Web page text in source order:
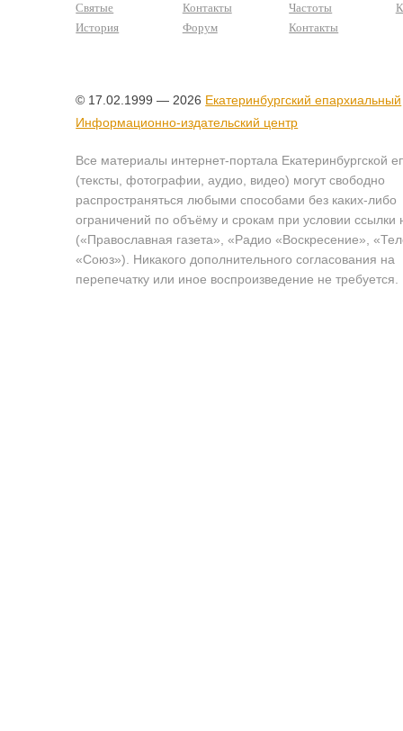
Святые
История
Контакты
Форум
Частоты
Контакты
© 17.02.1999 — 2026 Екатеринбургский епархиальный
Информационно-издательский центр
Все материалы интернет-портала Екатеринбургской
(тексты, фотографии, аудио, видео) могут свободно
распространяться любыми способами без каких-либо
ограничений по объёму и срокам при условии ссылки
(«Православная газета», «Радио «Воскресение»,
«Союз»). Никакого дополнительного согласования на
перепечатку или иное воспроизведение не требуется.